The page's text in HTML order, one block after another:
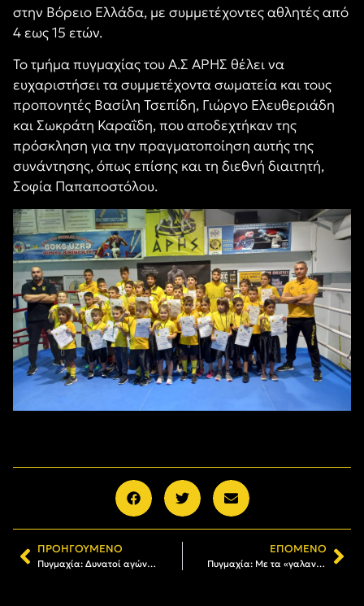
στην Βόρειο Ελλάδα, με συμμετέχοντες αθλητές από
4 εως 15 ετών.
Το τμήμα πυγμαχίας του Α.Σ ΑΡΗΣ θέλει να
ευχαριστήσει τα συμμετέχοντα σωματεία και τους
προπονητές Βασίλη Τσεπίδη, Γιώργο Ελευθεριάδη
και Σωκράτη Καραΐδη, που αποδεχτήκαν της
πρόσκληση για την πραγματοποίηση αυτής της
συνάντησης, όπως επίσης και τη διεθνή διαιτητή,
Σοφία Παπαποστόλου.
ΠΡΟΗΓΟΎΜΕΝΟ
Πυγμαχία: Δυνατοί αγώνες σε Αμφιλοχία και Αγρίνιο
ΕΠΌΜΕΝΟ
Πυγμαχία: Με τα «γαλανόλευκα» ο Πέτρος Κωνσταντινούδης σε διεθνές τουρνουά